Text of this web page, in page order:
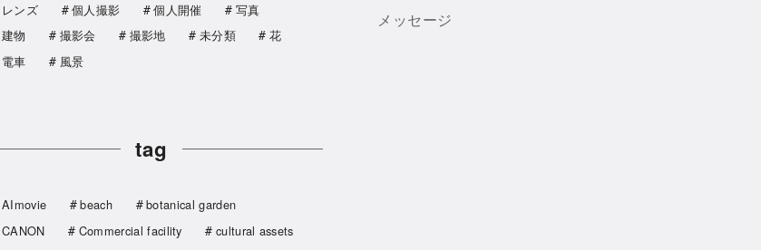
レンズ
個人撮影 個人開催
写真
建物
撮影会 撮影地 未分類
花
電車
風景
tag
AImovie beach
botanical garden
CANON
Commercial facility
cultural assets
メッセージ